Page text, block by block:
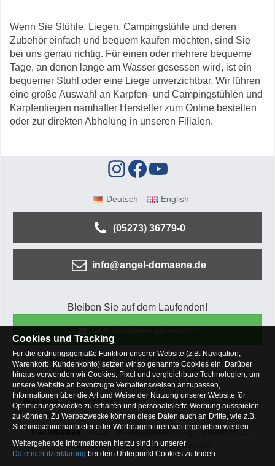
Wenn Sie Stühle, Liegen, Campingstühle und deren
Zubehör einfach und bequem kaufen möchten, sind Sie
bei uns genau richtig. Für einen oder mehrere bequeme
Tage, an denen lange am Wasser gesessen wird, ist ein
bequemer Stuhl oder eine Liege unverzichtbar. Wir führen
eine große Auswahl an Karpfen- und Campingstühlen und
Karpfenliegen namhafter Hersteller zum Online bestellen
oder zur direkten Abholung in unseren Filialen.
Deutsch English
(05273) 36779-0
info@angel-domaene.de
Bleiben Sie auf dem Laufenden!
Kundenservice Mein Konto
Versandkosten
Zahlungsarten
Rücksendung
Kaufberatung
Häufige Fragen
Über uns
Unternehmen Blog Jobs & Praktika
Facebook
Osterfeldsee
Archiv Sitemap
Kontaktformular
Rechtliches
AGB Widerrufsbelehrung
Datenschutz
Altbatterie-Entsorgung
Impressum
Cookies und Tracking
Für die ordnungsgemäße Funktion unserer Website (z.B. Navigation,
Warenkorb, Kundenkonto) setzen wir so genannte Cookies ein. Darüber
hinaus verwenden wir Cookies, Pixel und vergleichbare Technologien, um
unsere Website an bevorzugte Verhaltensweisen anzupassen,
Informationen über die Art und Weise der Nutzung unserer Website für
Optimierungszwecke zu erhalten und personalisierte Werbung ausspielen
zu können. Zu Werbezwecke können diese Daten auch an Dritte, wie z.B.
Suchmaschinenanbieter oder Werbeagenturen weitergegeben werden.
Weitergehende Informationen hierzu sind in unserer
Datenschutzerklärung bei dem Unterpunkt Cookies zu finden.